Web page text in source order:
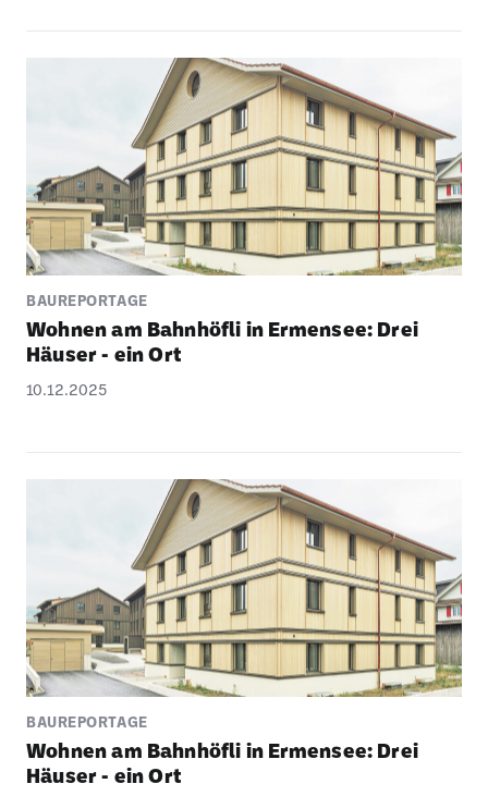
BAUREPORTAGE
Wohnen am Bahn­höfli in Ermensee: Drei
Häuser - ein Ort
10.12.2025
BAUREPORTAGE
Wohnen am Bahn­höfli in Ermensee: Drei
Häuser - ein Ort